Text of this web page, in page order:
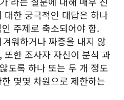
한 궁극적인 대답은 하나
주제로 축소되어야 함.
워하거나 짜증을 내지 않
한 조사자 자신이 분석 과
도록 하나 또는 두 개 정도
몇몇 차원으로 제한하는